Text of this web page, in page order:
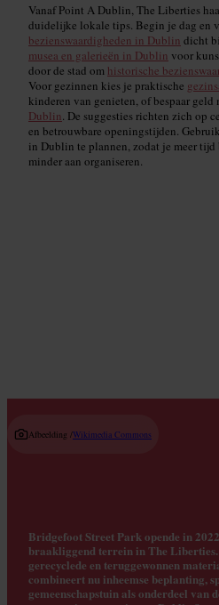
Vanaf Point A Dublin, The Liberties
duidelijke lokale tips. Begin je dag en
bezienswaardigheden in Dublin dicht
musea en galerieën in Dublin voor
door de stad om historische
Voor gezinnen kies je praktische
kinderen van genieten, of bespaar geld
Dublin . De suggesties richten zich op
en betrouwbare openingstijden.
in Dublin te plannen, zodat je meer tijd
minder aan organiseren.
Afbeelding /Wikimedia Commons
Bridgefoot Street Park opende in
braakliggend terrein in The
gerecyclede en teruggewonnen
combineert nu inheemse beplanting,
gemeenschapstuin als onderdeel van